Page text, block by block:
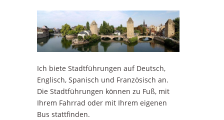
Ich biete Stadtführungen auf Deutsch,
Englisch, Spanisch und Französisch an.
Die Stadtführungen können zu Fuß, mit
Ihrem Fahrrad oder mit Ihrem eigenen
Bus stattfinden.